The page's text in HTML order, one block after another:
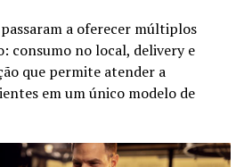
a oferecer múltiplos
consumo no local, delivery e
que permite atender a
em um único modelo de